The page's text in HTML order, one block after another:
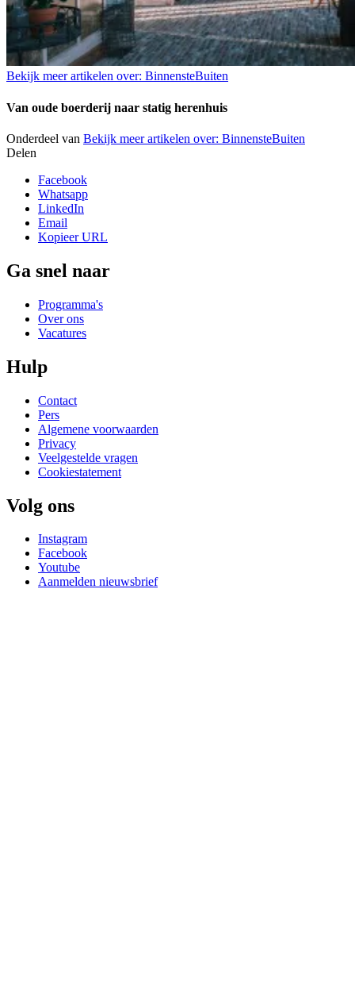
Bekijk meer artikelen over: BinnensteBuiten
Van oude boerderij naar statig herenhuis
Onderdeel van Bekijk meer artikelen over: BinnensteBuiten
Delen
Facebook
Whatsapp
LinkedIn
Email
Kopieer URL
Ga snel naar
Programma's
Over ons
Vacatures
Hulp
Contact
Pers
Algemene voorwaarden
Privacy
Veelgestelde vragen
Cookiestatement
Volg ons
Instagram
Facebook
Youtube
Aanmelden nieuwsbrief